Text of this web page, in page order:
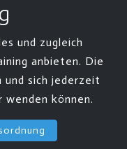
und zugleich
anbieten. Die
und sich jederzeit
können.